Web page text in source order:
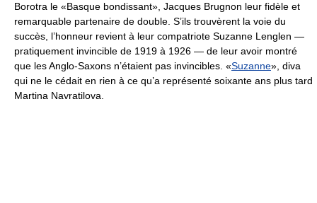
Borotra le «Basque bondissant», Jacques Brugnon leur fidèle et
remarquable partenaire de double. S’ils trouvèrent la voie du
succès, l’honneur revient à leur compatriote Suzanne Lenglen —
pratiquement invincible de 1919 à 1926 — de leur avoir montré
que les Anglo-Saxons n’étaient pas invincibles. «Suzanne», diva
qui ne le cédait en rien à ce qu’a représenté soixante ans plus tard
Martina Navratilova.